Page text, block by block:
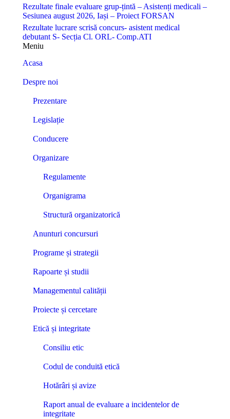
Rezultate finale evaluare grup-țintă – Asistenți medicali –
Sesiunea august 2026, Iași – Proiect FORSAN
Rezultate lucrare scrisă concurs- asistent medical
debutant S- Secția Cl. ORL- Comp.ATI
Meniu
Acasa
Despre noi
Prezentare
Legislație
Conducere
Organizare
Regulamente
Organigrama
Structură organizatorică
Anunturi concursuri
Programe și strategii
Rapoarte și studii
Managementul calității
Proiecte și cercetare
Etică și integritate
Consiliu etic
Codul de conduită etică
Hotărâri și avize
Raport anual de evaluare a incidentelor de
integritate